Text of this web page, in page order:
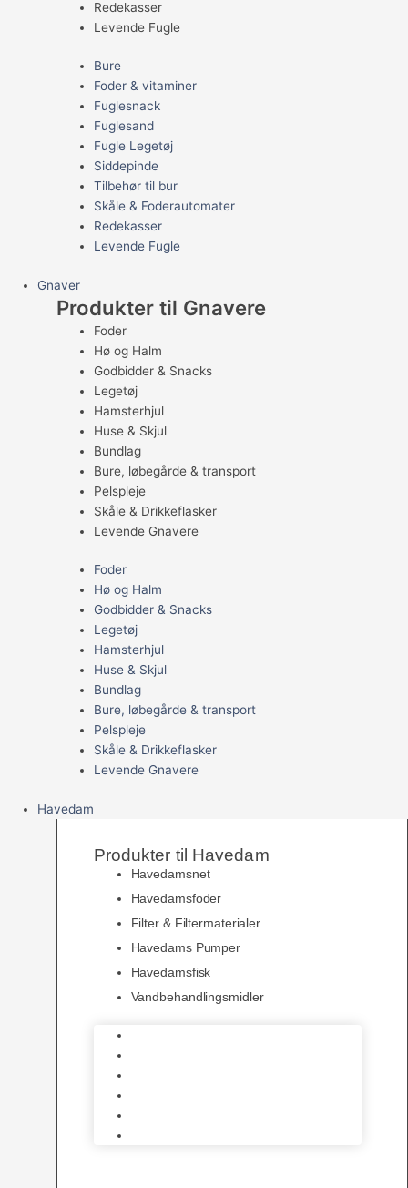
Redekasser
Levende Fugle
Bure
Foder & vitaminer
Fuglesnack
Fuglesand
Fugle Legetøj
Siddepinde
Tilbehør til bur
Skåle & Foderautomater
Redekasser
Levende Fugle
Gnaver
Produkter til Gnavere
Foder
Hø og Halm
Godbidder & Snacks
Legetøj
Hamsterhjul
Huse & Skjul
Bundlag
Bure, løbegårde & transport
Pelspleje
Skåle & Drikkeflasker
Levende Gnavere
Foder
Hø og Halm
Godbidder & Snacks
Legetøj
Hamsterhjul
Huse & Skjul
Bundlag
Bure, løbegårde & transport
Pelspleje
Skåle & Drikkeflasker
Levende Gnavere
Havedam
Produkter til Havedam
Havedamsnet
Havedamsfoder
Filter & Filtermaterialer
Havedams Pumper
Havedamsfisk
Vandbehandlingsmidler